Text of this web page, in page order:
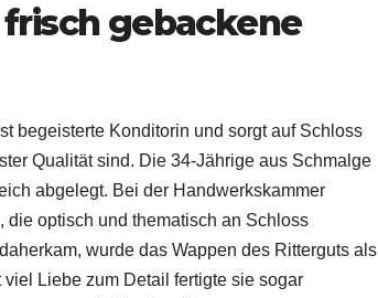
gebackene
begeisterte Konditorin und sorgt auf Schloss
Qualität sind. Die 34-Jährige aus Schmalge
abgelegt. Bei der Handwerkskammer
optisch und thematisch an Schloss
wurde das Wappen des Ritterguts als
Liebe zum Detail fertigte sie sogar